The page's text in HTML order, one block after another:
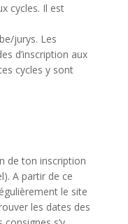
cycles. Il est
jurys. Les
d’inscription aux
cycles y sont
de ton inscription
A partir de ce
le site
les dates des